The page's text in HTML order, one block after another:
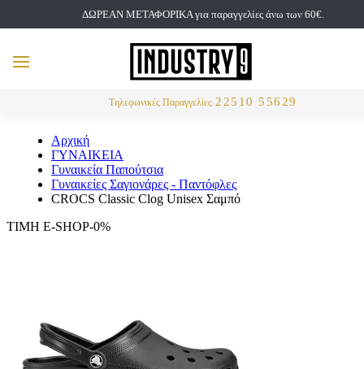
ΔΩΡΕΑΝ ΜΕΤΑΦΟΡΙΚΑ για παραγγελίες άνω των 60€.
Τηλεφωνικές Παραγγελίες 22510 55629
MENU
Αρχική
ΓΥΝΑΙΚΕΙΑ
Γυναικεία Παπούτσια
Γυναικείες Σαγιονάρες - Παντόφλες
CROCS Classic Clog Unisex Σαμπό
ΤΙΜΗ E-SHOP-0%